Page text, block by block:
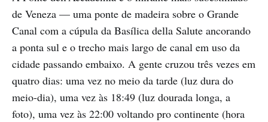
de Veneza — uma ponte de madeira sobre o Grande
Canal com a cúpula da Basílica della Salute ancorando
a ponta sul e o trecho mais largo de canal em uso da
cidade passando embaixo. A gente cruzou três vezes em
quatro dias: uma vez no meio da tarde (luz dura do
meio-dia), uma vez às 18:49 (luz dourada longa, a
foto), uma vez às 22:00 voltando pro continente (hora